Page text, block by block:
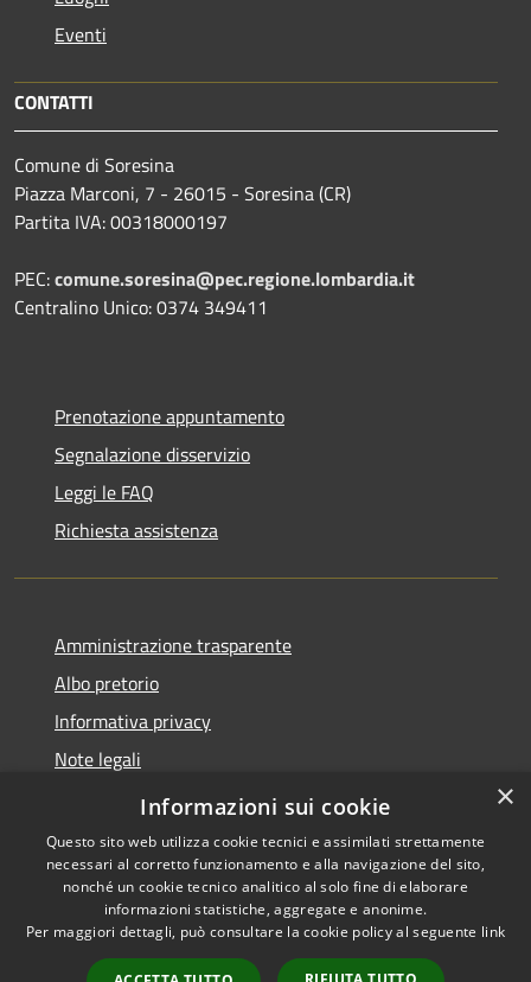
Eventi
CONTATTI
Comune di Soresina
Piazza Marconi, 7 - 26015 - Soresina (CR)
Partita IVA: 00318000197
PEC:comune.soresina@pec.regione.lombardia.it
Centralino Unico: 0374 349411
Prenotazione appuntamento
Segnalazione disservizio
Leggi le FAQ
Richiesta assistenza
Amministrazione trasparente
Albo pretorio
Informativa privacy
Note legali
Dichiarazione di accessibilità
Accessibilità
Copyright © 2026 • Comune di
Soresina • Powered by
Municipium• Accesso
×
Informazioni sui cookie
Questo sito web utilizza cookie tecnici e assimilati strettamente
necessari al corretto funzionamento e alla navigazione del sito,
nonché un cookie tecnico analitico al solo fine di elaborare
informazioni statistiche, aggregate e anonime.
Per maggiori dettagli, può consultare la cookie policy al seguente link